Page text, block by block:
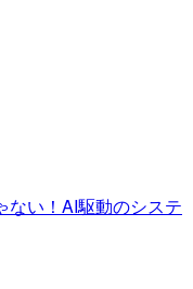
ない！AI駆動のシステ